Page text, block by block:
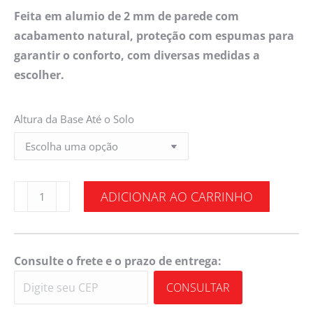
Feita em alumio de 2 mm de parede com
acabamento natural, proteção com espumas para
garantir o conforto, com diversas medidas a
escolher.
Altura da Base Até o Solo
ADICIONAR AO CARRINHO
Consulte o frete e o prazo de entrega:
CONSULTAR